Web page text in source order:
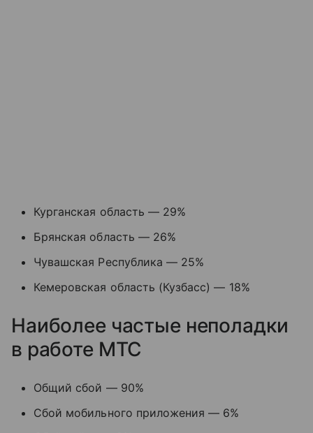
Курганская область — 29%
Брянская область — 26%
Чувашская Республика — 25%
Кемеровская область (Кузбасс) — 18%
Наиболее частые неполадки
в работе МТС
Общий сбой — 90%
Сбой мобильного приложения — 6%